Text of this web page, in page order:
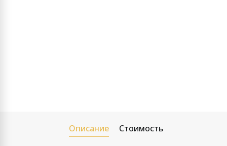
Описание Стоимость